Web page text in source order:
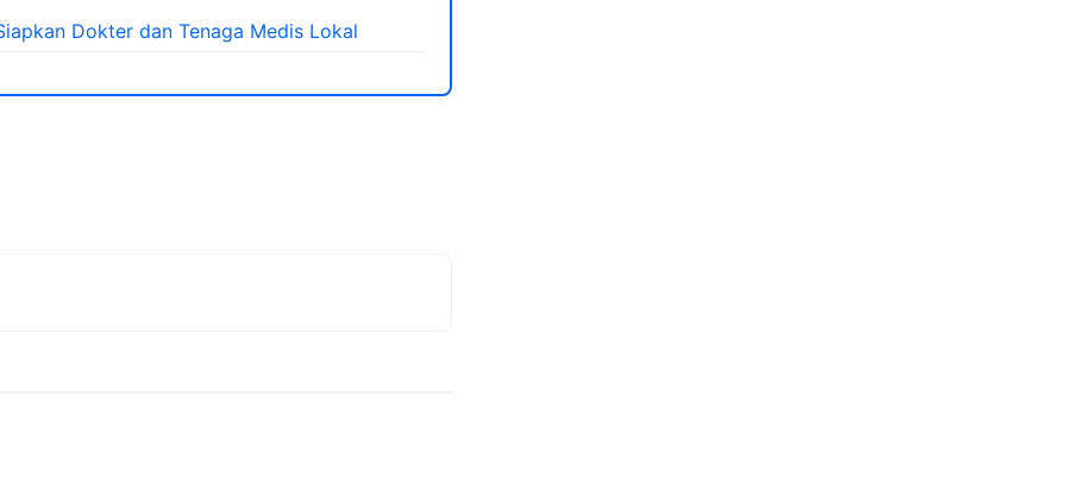
Dokter dan Tenaga Medis Lokal